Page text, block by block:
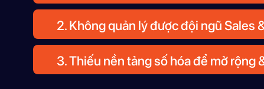
3. Thiếu nền tảng số hóa để mở rộng
2. Không quản lý được đội ngũ Sales